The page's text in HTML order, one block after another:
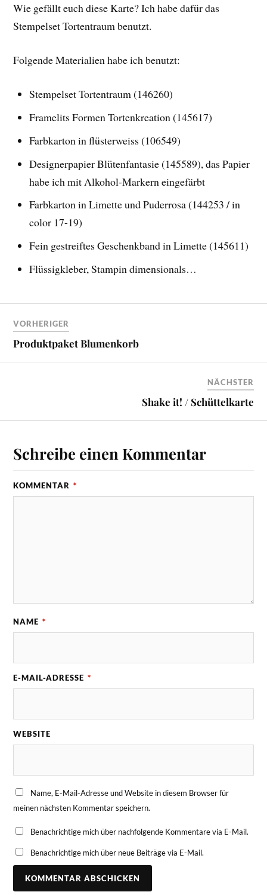
Wie gefällt euch diese Karte? Ich habe dafür das
Stempelset Tortentraum benutzt.
Folgende Materialien habe ich benutzt:
Stempelset Tortentraum (146260)
Framelits Formen Tortenkreation (145617)
Farbkarton in flüsterweiss (106549)
Designerpapier Blütenfantasie (145589), das Papier
habe ich mit Alkohol-Markern eingefärbt
Farbkarton in Limette und Puderrosa (144253 / in
color 17-19)
Fein gestreiftes Geschenkband in Limette (145611)
Flüssigkleber, Stampin dimensionals…
VORHERIGER
Produktpaket Blumenkorb
NÄCHSTER
Shake it! / Schüttelkarte
Schreibe einen Kommentar
KOMMENTAR *
NAME *
E-MAIL-ADRESSE *
WEBSITE
Name, E-Mail-Adresse und Website in diesem Browser für
meinen nächsten Kommentar speichern.
Benachrichtige mich über nachfolgende Kommentare via E-Mail.
Benachrichtige mich über neue Beiträge via E-Mail.